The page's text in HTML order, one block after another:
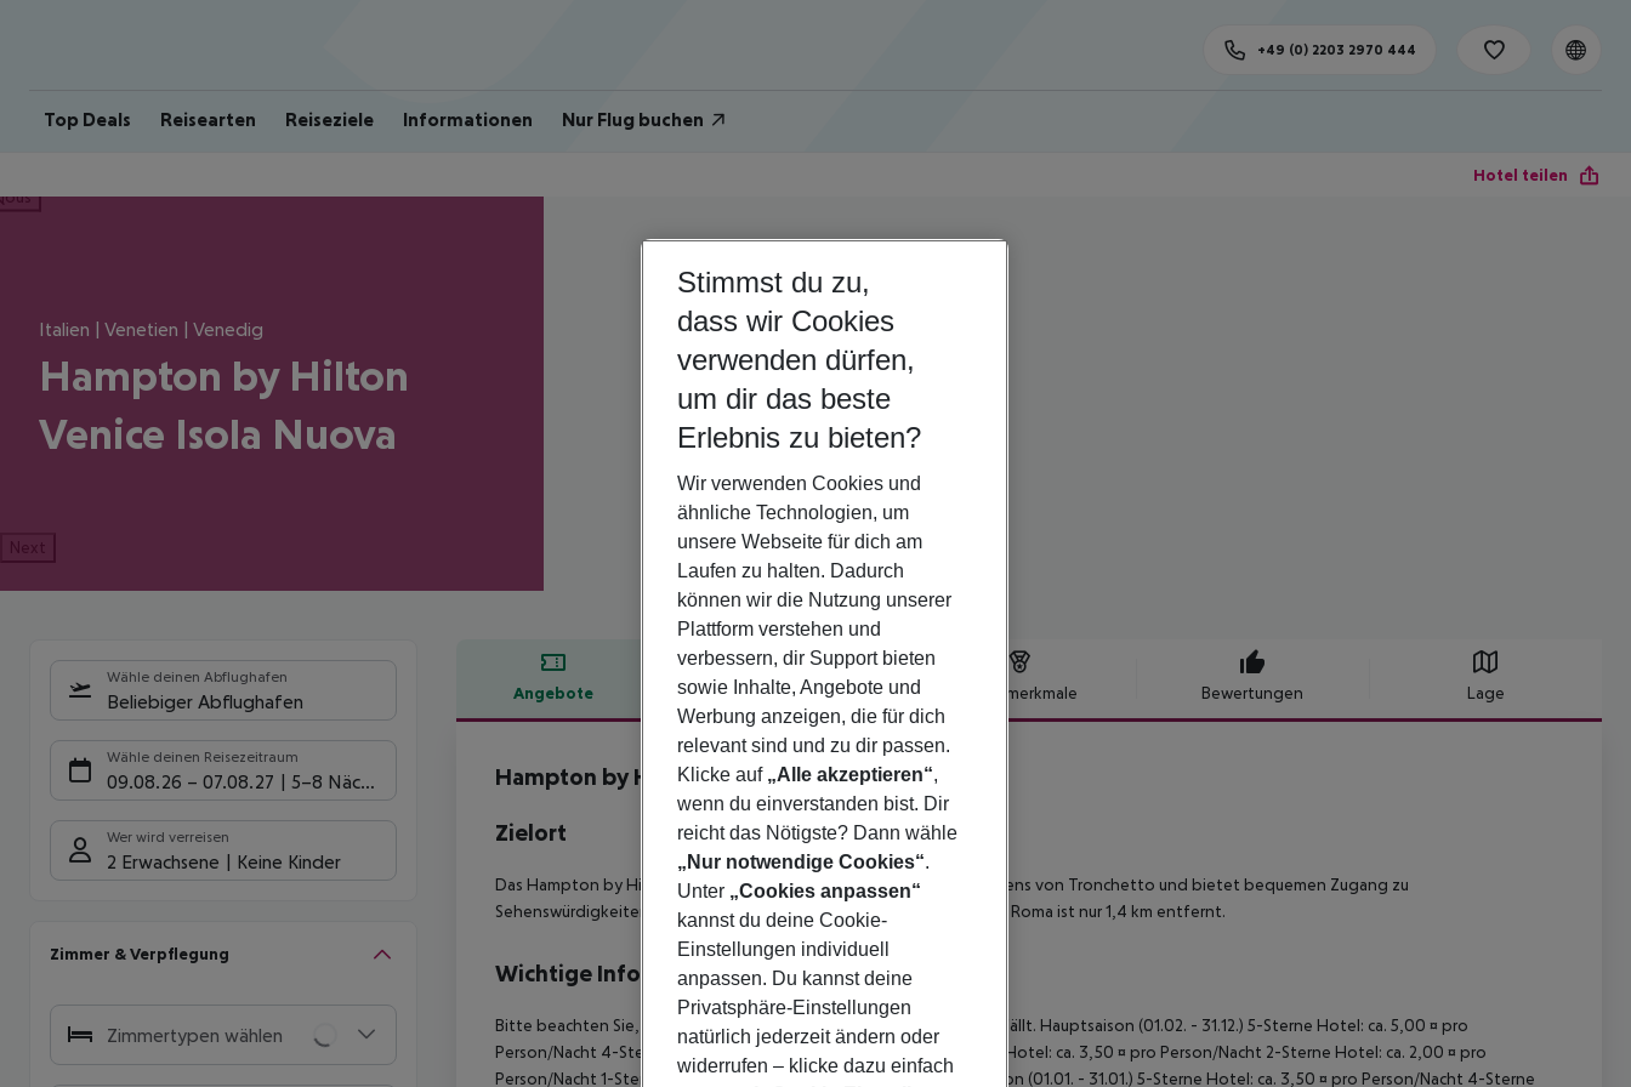
Top Deals Reisearten Reiseziele Informationen Nur Flug buchen
+49 (0) 2203 2970 444
Hotel teilen
Italien | Venetien | Venedig
Hampton by Hilton
Venice Isola Nuova
Next
Wähle deinen Abflughafen
Beliebiger Abflughafen
Wähle deinen Reisezeitraum
09.08.26 – 07.08.27 5-8 Nächte
Wer wird verreisen
2 Erwachsene Keine Kinder
Zimmer & Verpflegung
Zimmertypen wählen
Angebote Hotelbeschreibung Hotelmerkmale Bewertungen Lage
Hotelbeschreibung
Hampton by Hilton Venice Isola Nuova 0
Zielort
Das Hampton by Hilton Venice Isola Nuova liegt in der Nähe des Hafens von Tronchetto und bietet bequemen Zugang zu
Sehenswürdigkeiten und anderen Inseln per Vaporetto. Der Piazzale Roma ist nur 1,4 km entfernt.
Wichtige Informationen
Bitte beachten Sie, dass vor Ort pro Person eine Touristensteuer anfällt. Hauptsaison (01.02. - 31.12.) 5-Sterne Hotel: ca. 5,00 ¤ pro
Person/Nacht 4-Sterne Hotel: ca. 4,50 ¤ pro Person/Nacht 3-Sterne Hotel: ca. 3,50 ¤ pro Person/Nacht 2-Sterne Hotel: ca. 2,00 ¤ pro
Person/Nacht 1-Sterne Hotel: ca. 1,00 ¤ pro Person/Nacht Nebensaison (01.01. - 31.01.) 5-Sterne Hotel: ca. 3,50 ¤ pro Person/Nacht 4-Sterne
Stimmst du zu,
dass wir Cookies
verwenden dürfen,
um dir das beste
Erlebnis zu bieten?
Wir verwenden Cookies und
ähnliche Technologien, um
unsere Webseite für dich am
Laufen zu halten. Dadurch
können wir die Nutzung unserer
Plattform verstehen und
verbessern, dir Support bieten
sowie Inhalte, Angebote und
Werbung anzeigen, die für dich
relevant sind und zu dir passen.
Klicke auf „Alle akzeptieren“,
wenn du einverstanden bist. Dir
reicht das Nötigste? Dann wähle
„Nur notwendige Cookies“.
Unter „Cookies anpassen“
kannst du deine Cookie-
Einstellungen individuell
anpassen. Du kannst deine
Privatsphäre-Einstellungen
natürlich jederzeit ändern oder
widerrufen – klicke dazu einfach